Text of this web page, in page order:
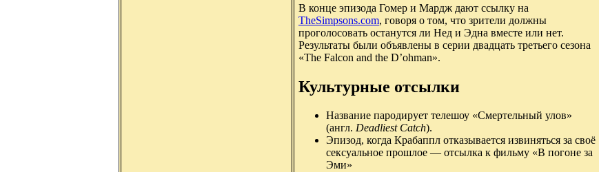
В конце эпизода Гомер и Мардж дают ссылку на
TheSimpsons.com, говоря о том, что зрители должны
проголосовать останутся ли Нед и Эдна вместе или нет.
Результаты были объявлены в серии двадцать третьего сезона
«The Falcon and the D’ohman».
Культурные отсылки
Название пародирует телешоу «Смертельный улов»
(англ. Deadliest Catch).
Эпизод, когда Крабаппл отказывается извиняться за своё
сексуальное прошлое — отсылка к фильму «В погоне за
Эми»